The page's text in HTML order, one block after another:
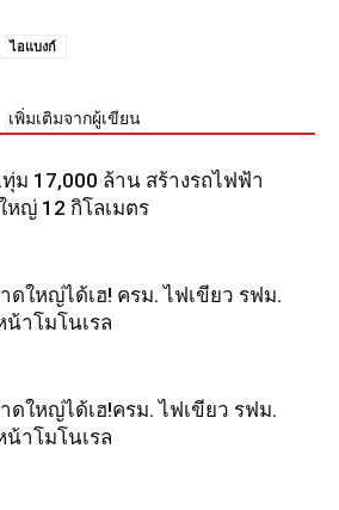
ไอแบงก์
เพิ่มเติมจากผู้เขียน
ม 17,000 ล้าน สร้างรถไฟฟ้า
หญ่ 12 กิโลเมตร
ดใหญ่ได้เฮ! ครม. ไฟเขียว รฟม.
น้าโมโนเรล
ดใหญ่ได้เฮ!ครม. ไฟเขียว รฟม.
น้าโมโนเรล